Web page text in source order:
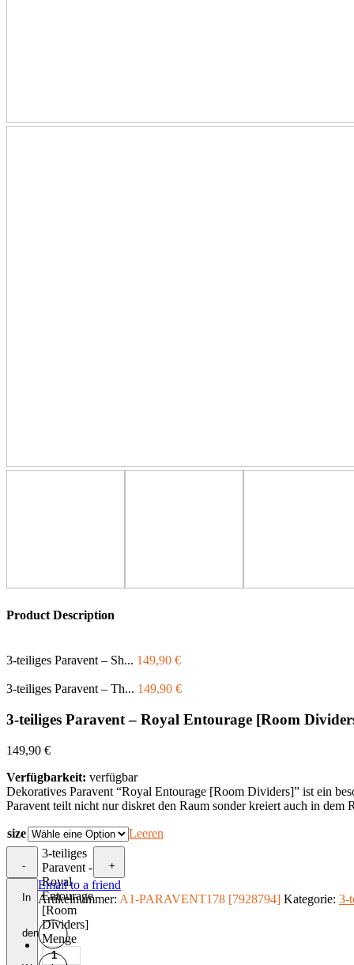
Product Description
3-teiliges Paravent – Sh... 149,90 €
3-teiliges Paravent – Th... 149,90 €
3-teiliges Paravent – Royal Entourage [Room
149,90 €
Verfügbarkeit: verfügbar
Dekoratives Paravent “Royal Entourage [Room Dividers]” ist ein
Paravent teilt nicht nur diskret den Raum sonder kreiert auch in dem
size Leeren
-
3-teiliges
Paravent -
Royal
Entourage
[Room
Dividers]
Menge
+
In
den
Email to a friend
Artikelnummer: A1-PARAVENT178 [7928794] Kategorie: 3-